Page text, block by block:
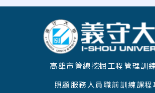
高雄市管線挖掘工程管理訓
照顧服務人員職前訓練課程